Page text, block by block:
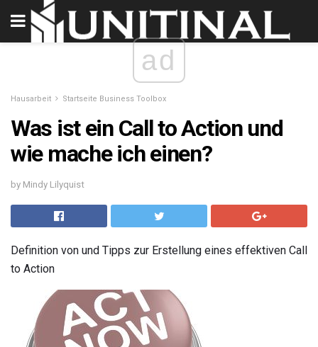
ad
Hausarbeit Startseite Business Toolbox
Was ist ein Call to Action und
wie mache ich einen?
by Mindy Lilyquist
Definition von und Tipps zur Erstellung eines effektiven Call
to Action